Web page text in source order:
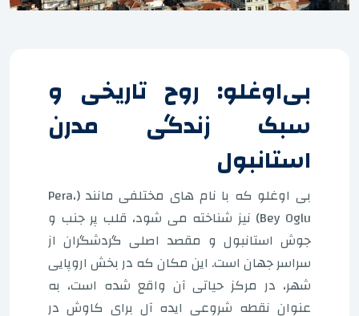
بی‌اوغلو: روح تاریخی و
سبک زندگی مدرن
استانبول
بی اوغلو که با نام های مختلفی مانند (Pera،
Bey Oglu) نیز شناخته می شود، قلب پر جنب و
جوش استانبول و مقصد اصلی گردشگران از
سراسر جهان است. این مکان که در بخش اروپایی
شهر، در مرکز حیاتی آن واقع شده است، به
عنوان نقطه شروعی ایده آل برای کاوش در